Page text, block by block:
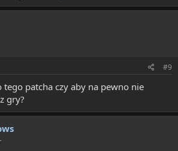
#9
patcha czy aby na pewno nie
gry?